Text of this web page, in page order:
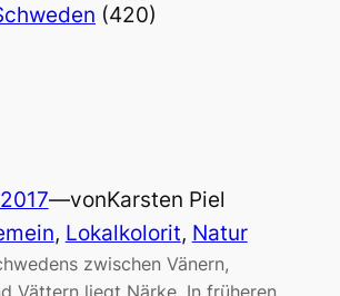
(420)
—vonKarsten Piel
, Lokalkolorit, Natur
zwischen Vänern,
Vättern liegt Närke. In früheren